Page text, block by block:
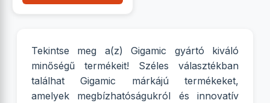
Tekintse meg a(z) Gigamic gyártó kiváló
minőségű termékeit! Széles választékban
találhat Gigamic márkájú termékeket,
amelyek megbízhatóságukról és innovatív